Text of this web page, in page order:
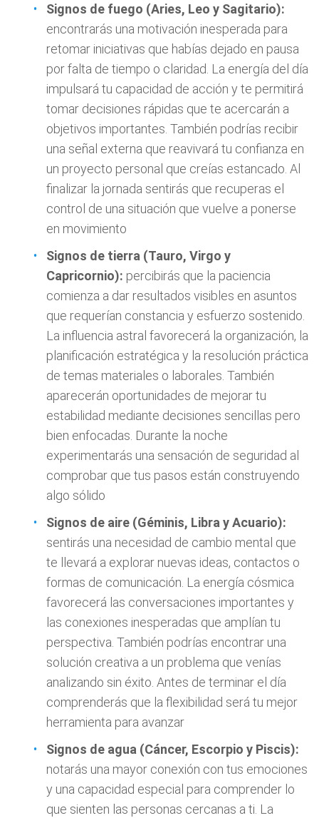
Signos de fuego (Aries, Leo y Sagitario):
encontrarás una motivación inesperada para
retomar iniciativas que habías dejado en pausa
por falta de tiempo o claridad. La energía del día
impulsará tu capacidad de acción y te permitirá
tomar decisiones rápidas que te acercarán a
objetivos importantes. También podrías recibir
una señal externa que reavivará tu confianza en
un proyecto personal que creías estancado. Al
finalizar la jornada sentirás que recuperas el
control de una situación que vuelve a ponerse
en movimiento
Signos de tierra (Tauro, Virgo y
Capricornio): percibirás que la paciencia
comienza a dar resultados visibles en asuntos
que requerían constancia y esfuerzo sostenido.
La influencia astral favorecerá la organización, la
planificación estratégica y la resolución práctica
de temas materiales o laborales. También
aparecerán oportunidades de mejorar tu
estabilidad mediante decisiones sencillas pero
bien enfocadas. Durante la noche
experimentarás una sensación de seguridad al
comprobar que tus pasos están construyendo
algo sólido
Signos de aire (Géminis, Libra y Acuario):
sentirás una necesidad de cambio mental que
te llevará a explorar nuevas ideas, contactos o
formas de comunicación. La energía cósmica
favorecerá las conversaciones importantes y
las conexiones inesperadas que amplían tu
perspectiva. También podrías encontrar una
solución creativa a un problema que venías
analizando sin éxito. Antes de terminar el día
comprenderás que la flexibilidad será tu mejor
herramienta para avanzar
Signos de agua (Cáncer, Escorpio y Piscis):
notarás una mayor conexión con tus emociones
y una capacidad especial para comprender lo
que sienten las personas cercanas a ti. La